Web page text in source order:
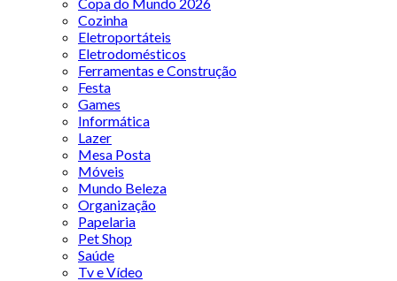
Cozinha
Eletroportáteis
Eletrodomésticos
Ferramentas e Construção
Festa
Games
Informática
Lazer
Mesa Posta
Móveis
Mundo Beleza
Organização
Papelaria
Pet Shop
Saúde
Tv e Vídeo